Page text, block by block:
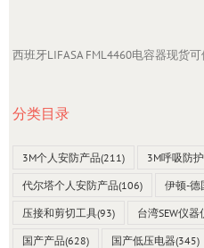
西班牙LIFASA FML4460电容器现货可
分类目录
3M个人安防产品(211) 3M呼吸防护
代尔塔个人安防产品(106) 伊顿-德
压接和剪切工具(93) 台湾SEW仪器
国产产品(628) 国产低压电器(345)